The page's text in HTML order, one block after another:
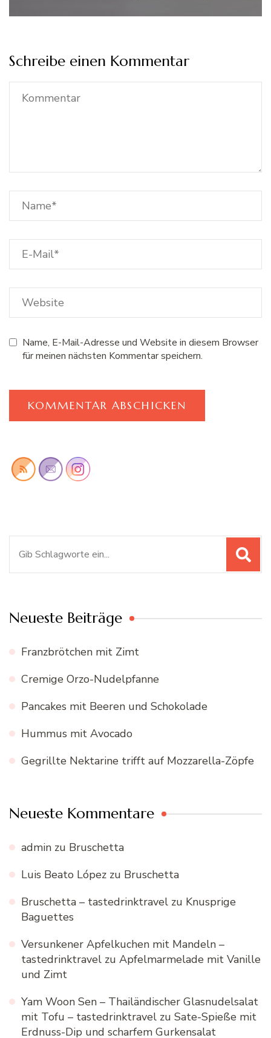
Schreibe einen Kommentar
Name, E-Mail-Adresse und Website in diesem Browser
für meinen nächsten Kommentar speichern.
Neueste Beiträge
Franzbrötchen mit Zimt
Cremige Orzo-Nudelpfanne
Pancakes mit Beeren und Schokolade
Hummus mit Avocado
Gegrillte Nektarine trifft auf Mozzarella-Zöpfe
Neueste Kommentare
admin zu Bruschetta
Luis Beato López zu Bruschetta
Bruschetta – tastedrinktravel zu Knusprige
Baguettes
Versunkener Apfelkuchen mit Mandeln –
tastedrinktravel zu Apfelmarmelade mit Vanille
und Zimt
Yam Woon Sen – Thailändischer Glasnudelsalat
mit Tofu – tastedrinktravel zu Sate-Spieße mit
Erdnuss-Dip und scharfem Gurkensalat